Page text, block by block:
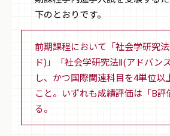
下のとおりです。
前期課程において「社会学研究
ド)」「社会学研究法Ⅱ(アドバン
し、かつ国際関連科目を4単位以
こと。いずれも成績評価は「B
る。